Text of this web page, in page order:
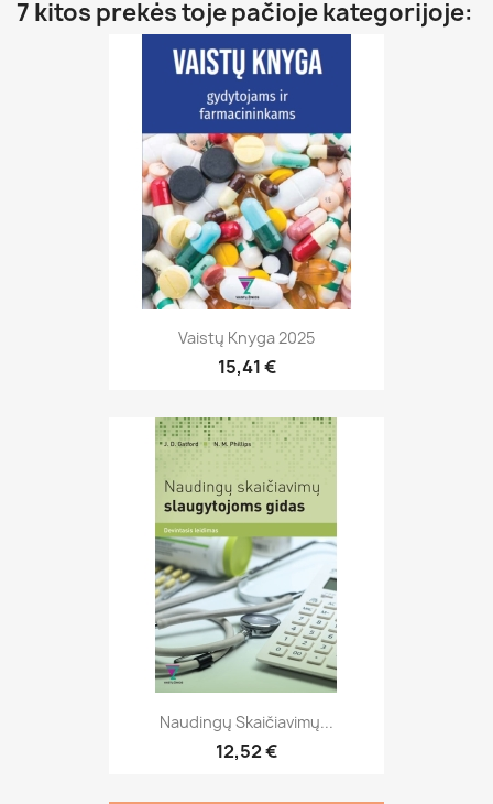
7 kitos prekės toje pačioje kategorijoje:
Vaistų Knyga 2025
15,41 €
Naudingų Skaičiavimų...
12,52 €